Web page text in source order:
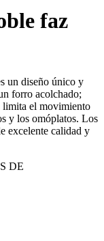
faz
un diseño único y
forro acolchado;
limita el movimiento
y los omóplatos. Los
excelente calidad y
DE